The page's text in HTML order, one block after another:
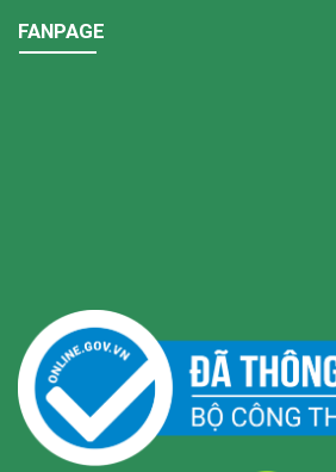
FANPAGE